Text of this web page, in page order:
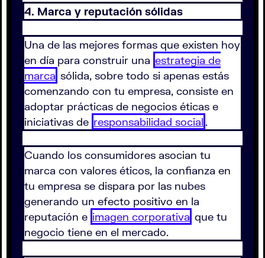
4. Marca y reputación sólidas
Una de las mejores formas que existen hoy
en día para construir una estrategia de
marca sólida, sobre todo si apenas estás
comenzando con tu empresa, consiste en
adoptar prácticas de negocios éticas e
iniciativas de responsabilidad social .
Cuando los consumidores asocian tu
marca con valores éticos, la confianza en
tu empresa se dispara por las nubes
generando un efecto positivo en la
reputación e imagen corporativa que tu
negocio tiene en el mercado.